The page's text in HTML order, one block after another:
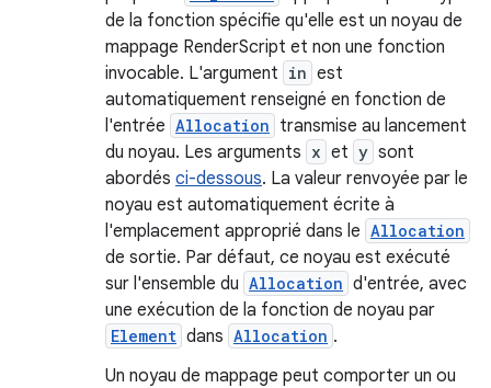
de la fonction spécifie qu'elle est un noyau de
mappage RenderScript et non une fonction
invocable. L'argument in est
automatiquement renseigné en fonction de
l'entrée Allocation transmise au lancement
du noyau. Les arguments x et y sont
abordés ci-dessous. La valeur renvoyée par le
noyau est automatiquement écrite à
l'emplacement approprié dans le Allocation
de sortie. Par défaut, ce noyau est exécuté
sur l'ensemble du Allocation d'entrée, avec
une exécution de la fonction de noyau par
Element dans Allocation .
Un noyau de mappage peut comporter un ou